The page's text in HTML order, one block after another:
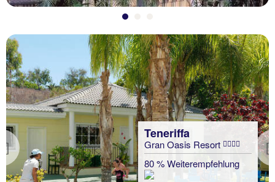
Previous
Teneriffa
Gran Oasis Resort
80 % Weiterempfehlung